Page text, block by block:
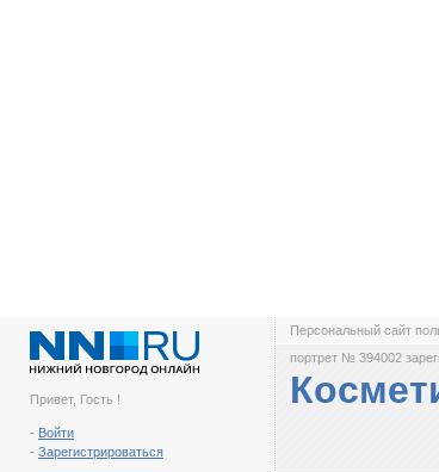
Привет, Гость !
- Войти
- Зарегистрироваться
Персональный сайт
портрет № 394002